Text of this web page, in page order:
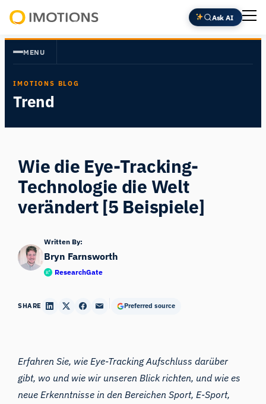
Zum
Inhalt
springen
Insight
Ask AI
MENU
IMOTIONS BLOG
Trend
Wie die Eye-Tracking-
Technologie die Welt
verändert [5 Beispiele]
Written By:
Bryn Farnsworth
ResearchGate
SHARE Preferred source
Erfahren Sie, wie Eye-Tracking Aufschluss darüber
gibt, wo und wie wir unseren Blick richten, und wie es
neue Erkenntnisse in den Bereichen Sport, E-Sport,